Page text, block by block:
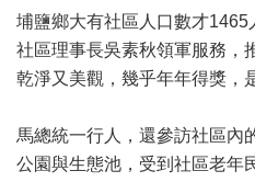
埔鹽鄉大有社區人口數才1465
社區理事長吳素秋領軍服務，
乾淨又美觀，幾乎年年得獎，
馬總統一行人，還參訪社區內
公園與生態池，受到社區老年